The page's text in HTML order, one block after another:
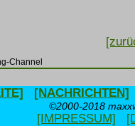
Channel
[NACHRICHTEN]
©2000-2018
[IMPRESSUM]